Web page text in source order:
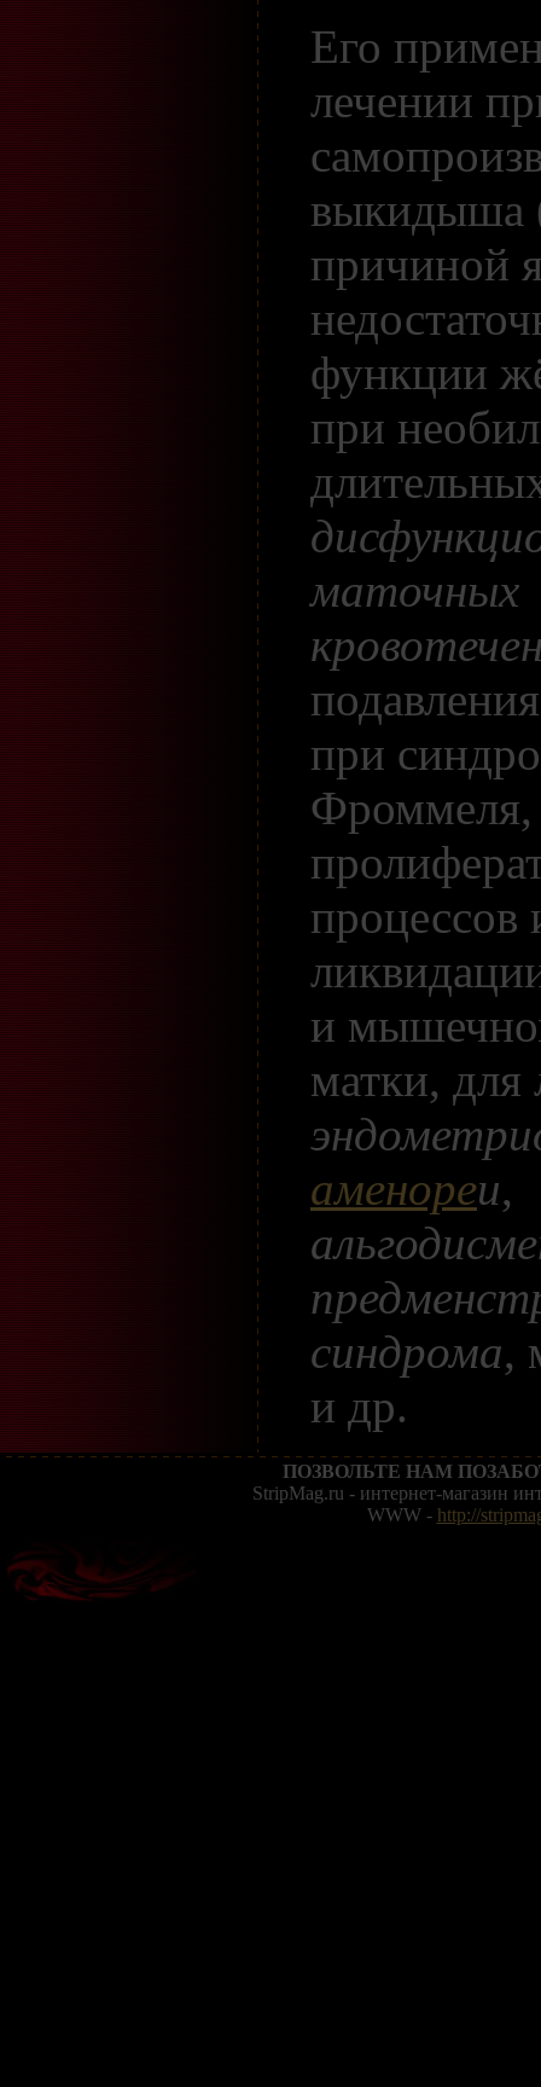
Его
лечении
выкидыша
причиной
функции
при
маточных
при
Фроммеля,
процессов
и
матки, для
аменореи,
синдрома,
и др.
ПОЗВОЛЬТЕ НАМ
StripMag.ru - интернет-магазин
WWW - http://